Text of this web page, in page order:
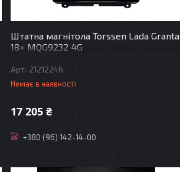
Штатна магнітола Torssen Lada Granta
18+ MQG9232 4G
21212246
Немає в наявності
17 205 ₴
+380 (96) 142-14-00